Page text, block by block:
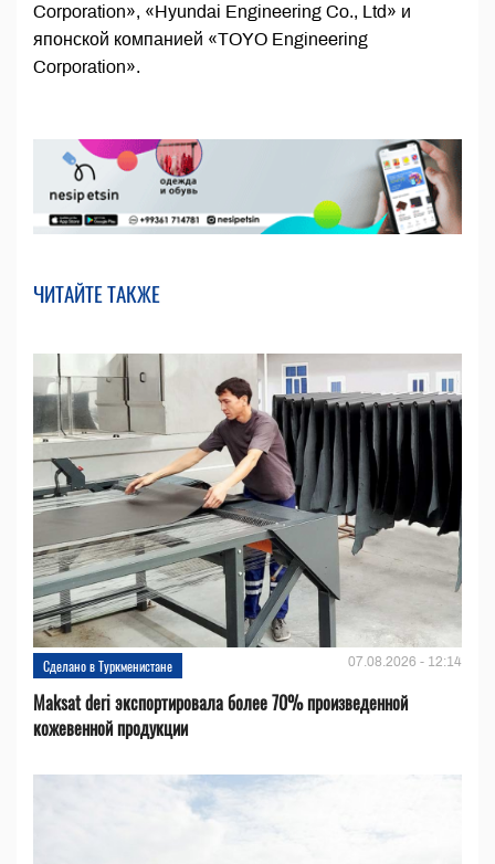
Corporation», «Hyundai Engineering Co., Ltd» и
японской компанией «TOYO Engineering
Corporation».
ЧИТАЙТЕ ТАКЖЕ
Сделано в Туркменистане 07.08.2026 - 12:14
Maksat deri экспортировала более 70% произведенной
кожевенной продукции